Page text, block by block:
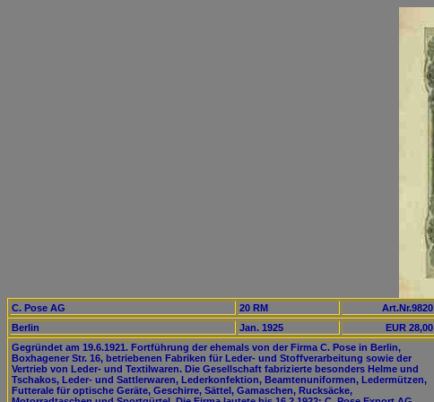
C. Pose AG 20 RM
Art.Nr.9820
Berlin
Jan. 1925
EUR 28,00
Gegründet am 19.6.1921. Fortführung der ehemals von der Firma C. Pose in Berlin,
Boxhagener Str. 16, betriebenen Fabriken für Leder- und Stoffverarbeitung sowie der
Vertrieb von Leder- und Textilwaren. Die Gesellschaft fabrizierte besonders Helme und
Tschakos, Leder- und Sattlerwaren, Lederkonfektion, Beamtenuniformen, Ledermützen,
Futterale für optische Geräte, Geschirre, Sättel, Gamaschen, Rucksäcke,